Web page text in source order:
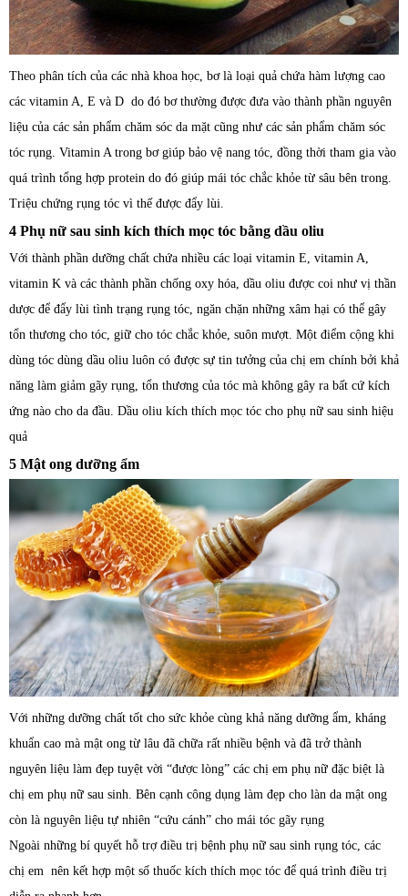
Theo phân tích của các nhà khoa học, bơ là loại quả chứa hàm lượng cao
các vitamin A, E và D do đó bơ thường được đưa vào thành phần nguyên
liệu của các sản phẩm chăm sóc da mặt cũng như các sản phẩm chăm sóc
tóc rụng. Vitamin A trong bơ giúp bảo vệ nang tóc, đồng thời tham gia vào
quá trình tổng hợp protein do đó giúp mái tóc chắc khỏe từ sâu bên trong.
Triệu chứng rụng tóc vì thế được đẩy lùi.
4 Phụ nữ sau sinh kích thích mọc tóc bằng dầu oliu
Với thành phần dưỡng chất chứa nhiều các loại vitamin E, vitamin A,
vitamin K và các thành phần chống oxy hóa, dầu oliu được coi như vị thần
dược để đẩy lùi tình trạng rụng tóc, ngăn chặn những xâm hại có thể gây
tổn thương cho tóc, giữ cho tóc chắc khỏe, suôn mượt. Một điểm cộng khi
dùng tóc dùng dầu oliu luôn có được sự tin tưởng của chị em chính bởi khả
năng làm giảm gãy rụng, tổn thương của tóc mà không gây ra bất cứ kích
ứng nào cho da đầu. Dầu oliu kích thích mọc tóc cho phụ nữ sau sinh hiệu
quả
5 Mật ong dưỡng ẩm
Với những dưỡng chất tốt cho sức khỏe cùng khả năng dưỡng ẩm, kháng
khuẩn cao mà mật ong từ lâu đã chữa rất nhiều bệnh và đã trở thành
nguyên liệu làm đẹp tuyệt vời “được lòng” các chị em phụ nữ đặc biệt là
chị em phụ nữ sau sinh. Bên cạnh công dụng làm đẹp cho làn da mật ong
còn là nguyên liệu tự nhiên “cứu cánh” cho mái tóc gãy rụng
Ngoài những bí quyết hỗ trợ điều trị bệnh phụ nữ sau sinh rụng tóc, các
chị em nên kết hợp một số thuốc kích thích mọc tóc để quá trình điều trị